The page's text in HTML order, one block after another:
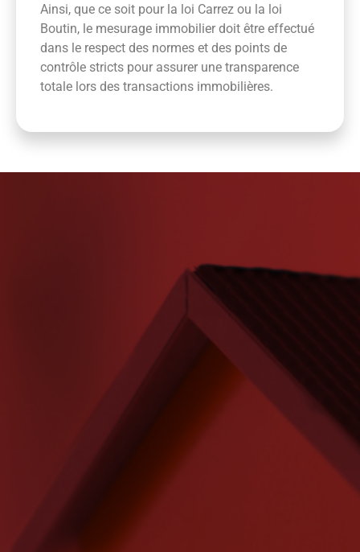
Ainsi, que ce soit pour la loi Carrez ou la loi
Boutin, le mesurage immobilier doit être effectué
dans le respect des normes et des points de
contrôle stricts pour assurer une transparence
totale lors des transactions immobilières.